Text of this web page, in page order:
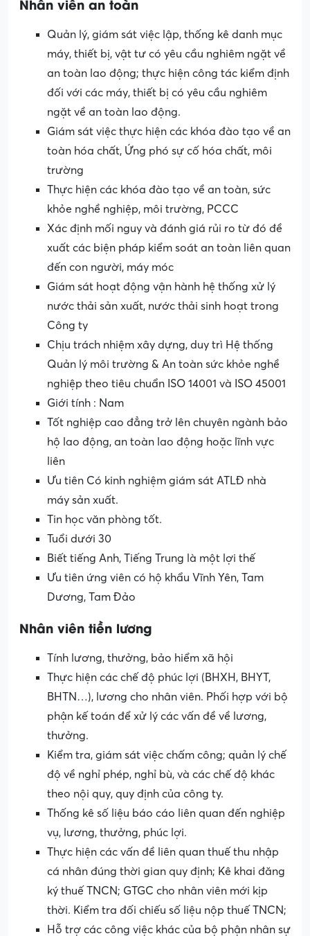
Nhân viên an toàn
Quản lý, giám sát việc lập, thống kê danh mục
máy, thiết bị, vật tư có yêu cầu nghiêm ngặt về
an toàn lao động; thực hiện công tác kiểm định
đối với các máy, thiết bị có yêu cầu nghiêm
ngặt về an toàn lao động.
Giám sát việc thực hiện các khóa đào tạo về an
toàn hóa chất, Ứng phó sự cố hóa chất, môi
trường
Thực hiện các khóa đào tạo về an toàn, sức
khỏe nghề nghiệp, môi trường, PCCC
Xác định mối nguy và đánh giá rủi ro từ đó đề
xuất các biện pháp kiểm soát an toàn liên quan
đến con người, máy móc
Giám sát hoạt động vận hành hệ thống xử lý
nước thải sản xuất, nước thải sinh hoạt trong
Công ty
Chịu trách nhiệm xây dựng, duy trì Hệ thống
Quản lý môi trường & An toàn sức khỏe nghề
nghiệp theo tiêu chuẩn ISO 14001 và ISO 45001
Giới tính : Nam
Tốt nghiệp cao đẳng trở lên chuyên ngành bảo
hộ lao động, an toàn lao động hoặc lĩnh vực
liên
Ưu tiên Có kinh nghiệm giám sát ATLĐ nhà
máy sản xuất.
Tin học văn phòng tốt.
Tuổi dưới 30
Biết tiếng Anh, Tiếng Trung là một lợi thế
Ưu tiên ứng viên có hộ khẩu Vĩnh Yên, Tam
Dương, Tam Đảo
Nhân viên tiền lương
Tính lương, thưởng, bảo hiểm xã hội
Thực hiện các chế độ phúc lợi (BHXH, BHYT,
BHTN…), lương cho nhân viên. Phối hợp với bộ
phận kế toán để xử lý các vấn đề về lương,
thưởng.
Kiểm tra, giám sát việc chấm công; quản lý chế
độ về nghỉ phép, nghỉ bù, và các chế độ khác
theo nội quy, quy định của công ty.
Thống kê số liệu báo cáo liên quan đến nghiệp
vụ, lương, thưởng, phúc lợi.
Thực hiện các vấn đề liên quan thuế thu nhập
cá nhân đúng thời gian quy định; Kê khai đăng
ký thuế TNCN; GTGC cho nhân viên mới kịp
thời. Kiểm tra đối chiếu số liệu nộp thuế TNCN;
Hỗ trợ các công việc khác của bộ phận nhân sự